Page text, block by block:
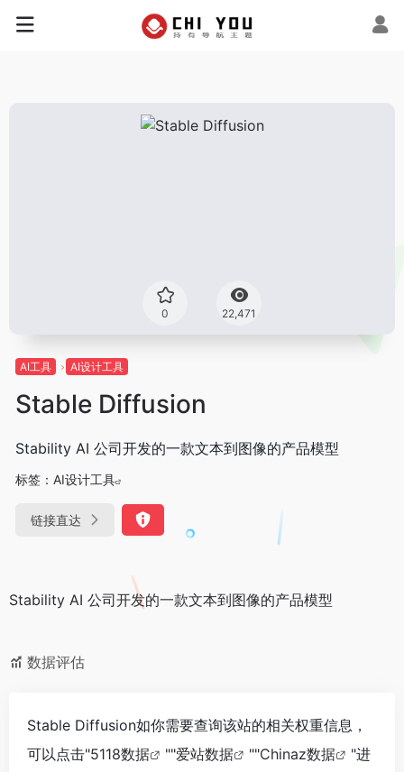
0 22,471
AI工具 AI设计工具
Stable Diffusion
Stability AI 公司开发的一款文本到图像的产品模型
标签： AI设计工具
链接直达
Stability AI 公司开发的一款文本到图像的产品模型
数据评估
Stable Diffusion如你需要查询该站的相关权重信息，
可以点击"5118数据 ""爱站数据 ""Chinaz数据
"进